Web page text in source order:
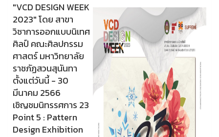
"VCD DESIGN WEEK
2023" โดย สาขา
วิชาการออกแบบนิเทศ
ศิลป์ คณะศิลปกรรม
ศาสตร์ มหาวิทยาลัย
ราชภัฏสวนสุนันทา
ตั้งแต่วันนี้ - 30
มีนาคม 2566
เชิญชมนิทรรศการ 23
Point 5 : Pattern
Design Exhibition